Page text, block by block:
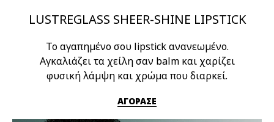
LUSTREGLASS SHEER-SHINE LIPSTICK
Το αγαπημένο σου lipstick ανανεωμένο.
Αγκαλιάζει τα χείλη σαν balm και χαρίζει
φυσική λάμψη και χρώμα που διαρκεί.
ΑΓΟΡΑΣΕ